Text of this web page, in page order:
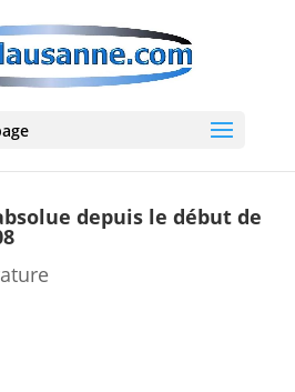
depuis le début de